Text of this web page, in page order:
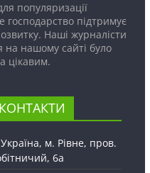
популяризації
господарство підтримує
Наші журналісти
нашому сайті було
цікавим.
КОНТАКТИ
Україна, м. Рівне, пров.
6а